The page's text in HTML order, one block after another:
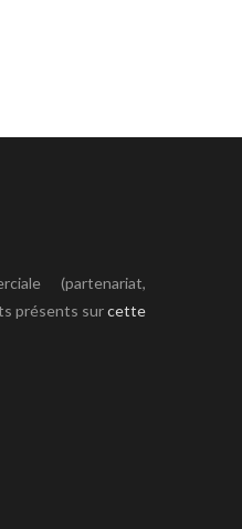
(partenariat,
présents surcette